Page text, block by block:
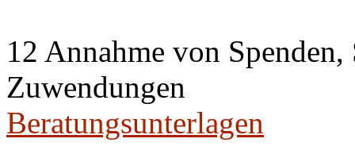
12 Annahme von
Zuwendungen
Beratungsunterlagen